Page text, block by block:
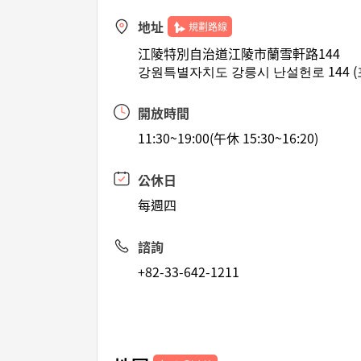
地址 規劃路線
江陵特別自治道江陵市蘭雪軒路144
강원특별자치도 강릉시 난설헌로 144
開放時間
11:30~19:00(午休 15:30~16:20)
公休日
每週四
諮詢
+82-33-642-1211